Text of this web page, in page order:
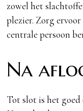
zowel het
plezier. Zorg
centrale persoon
Na
Tot slot is het goed